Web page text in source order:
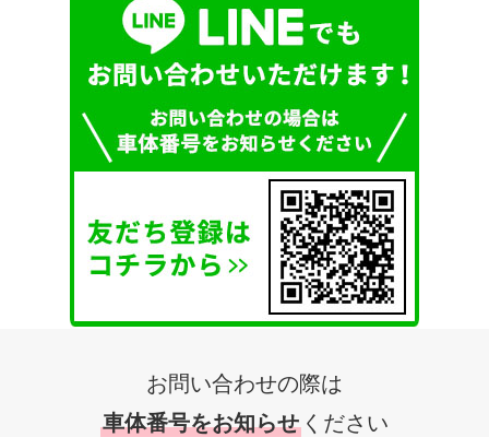
お問い合わせの際は
車体番号をお知らせ ください